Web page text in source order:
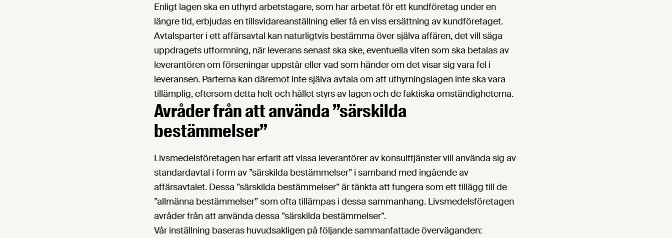
Enligt lagen ska en uthyrd arbetstagare, som har arbetat för ett kundföretag under en
längre tid, erbjudas en tillsvidareanställning eller få en viss ersättning av kundföretaget.
Avtalsparter i ett affärsavtal kan naturligtvis bestämma över själva affären, det vill säga
uppdragets utformning, när leverans senast ska ske, eventuella viten som ska betalas av
leverantören om förseningar uppstår eller vad som händer om det visar sig vara fel i
leveransen. Parterna kan däremot inte själva avtala om att uthyrningslagen inte ska vara
tillämplig, eftersom detta helt och hållet styrs av lagen och de faktiska omständigheterna.
Avråder från att använda ”särskilda
bestämmelser”
Livsmedelsföretagen har erfarit att vissa leverantörer av konsulttjänster vill använda sig av
standardavtal i form av ”särskilda bestämmelser” i samband med ingående av
affärsavtalet. Dessa ”särskilda bestämmelser” är tänkta att fungera som ett tillägg till de
”allmänna bestämmelser” som ofta tillämpas i dessa sammanhang. Livsmedelsföretagen
avråder från att använda dessa ”särskilda bestämmelser”.
Vår inställning baseras huvudsakligen på följande sammanfattade överväganden: